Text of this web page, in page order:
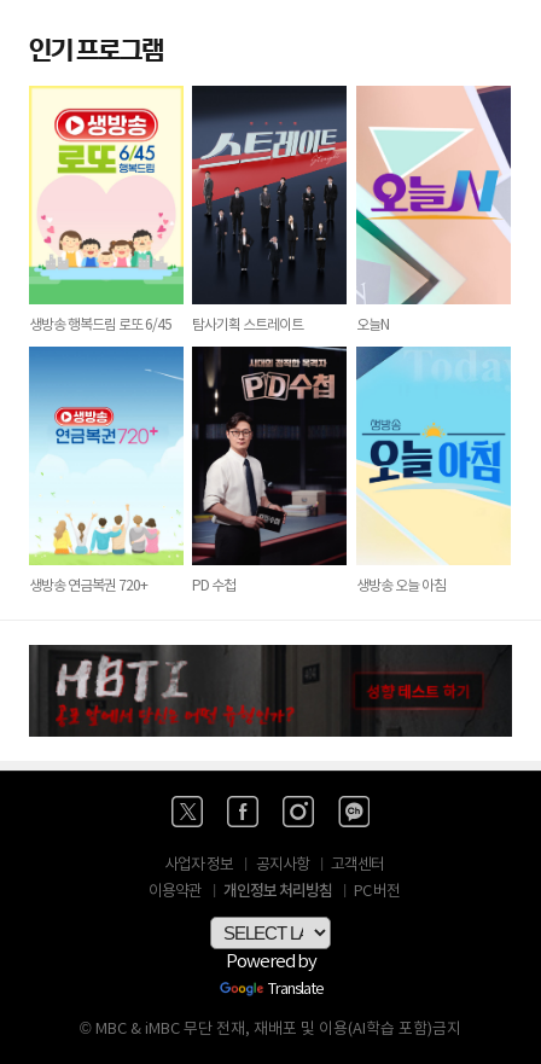
인기 프로그램
생방송 행복드림 로또 6/45 탐사기획 스트레이트 오늘N
생방송 연금복권 720+ PD 수첩 생방송 오늘 아침
사업자 정보 공지사항
고객센터
이용약관
개인정보 처리방침 PC 버전
Powered by
Translate
© MBC & iMBC 무단 전재, 재배포 및 이용(AI학습 포함)금지